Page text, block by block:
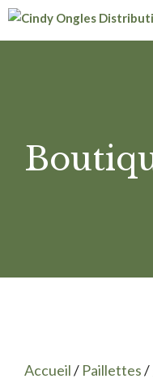
Aller
Accueil/ Paillettes/